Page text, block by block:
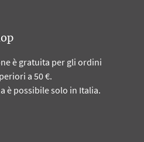
è gratuita per gli ordini
a 50 €.
è possibile solo in Italia.